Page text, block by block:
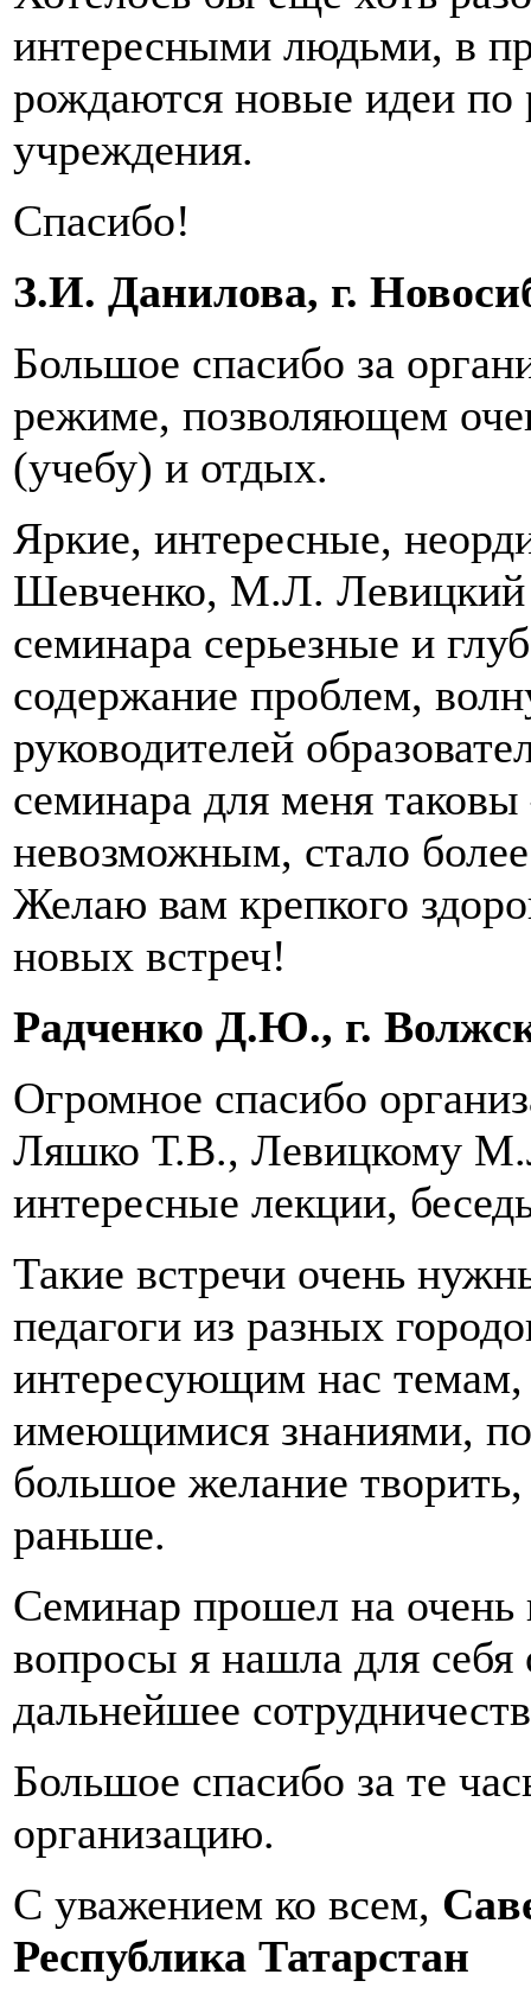
интересными людьми, в
рождаются новые идеи по
учреждения.
Спасибо!
З.И. Данилова, г.
Большое спасибо за
режиме, позволяющем
(учебу) и отдых.
Яркие, интересные,
Шевченко, М.Л. Левицкий
семинара серьезные и
содержание проблем,
руководителей
семинара для меня
невозможным, стало
Желаю вам крепкого
новых встреч!
Радченко Д.Ю., г.
Огромное спасибо
Ляшко Т.В., Левицкому
интересные лекции,
Такие встречи очень
педагоги из разных
интересующим нас
имеющимися знаниями,
большое желание
раньше.
Семинар прошел на
вопросы я нашла для
дальнейшее
Большое спасибо за те
организацию.
С уважением ко всем,
Республика Татарстан